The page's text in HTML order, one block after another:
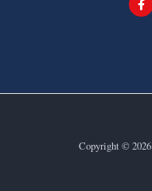
Copyright ©